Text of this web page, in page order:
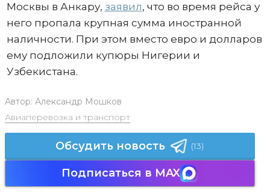
Москвы в Анкару, заявил, что во время рейса у
него пропала крупная сумма иностранной
наличности. При этом вместо евро и долларов
ему подложили купюры Нигерии и
Узбекистана.
Автор: Александр Мошков
Авиаперевозка и транспорт
Обсудить новость (13)
Подписаться в MAX